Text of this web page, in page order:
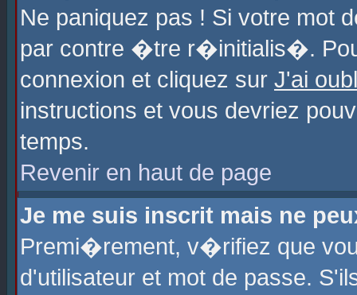
Ne paniquez pas ! Si votre
par contre �tre r�initialis�.
connexion et cliquez sur J'ai
instructions et vous devriez
temps.
Revenir en haut de page
Je me suis inscrit mais ne
Premi�rement, v�rifiez que
d'utilisateur et mot de passe.